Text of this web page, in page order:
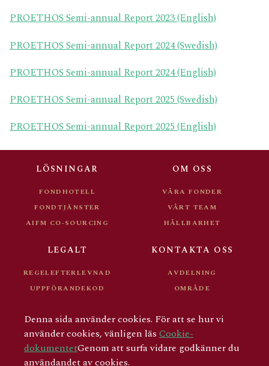
PROETHOS Semi-annual Report 2023 (English)
PROETHOS Semi-annual Report 2024 (Swedish)
PROETHOS Semi-annual Report 2024 (English)
PROETHOS Semi-annual Report 2025 (Swedish)
PROETHOS Semi-annual Report 2025 (English)
LÖSNINGAR
FONDHOTELL
FONDTJÄNSTER
AIFM CO-SOURCING
OM OSS
VÅRA FONDER
VÅRT TEAM
HÅLLBARHET
LEGALT
REGELEFTERLEVNAD
UPPFÖRANDEKOD
FÖR INVESTERARE
KONTAKTA OSS
AVDELNING
OMRÅDE
Denna sida använder cookies. För att se hur vi
använder cookies, vänligen läs Cookie-
dokumentetGenom att surfa vidare godkänner du
användandet av cookies.